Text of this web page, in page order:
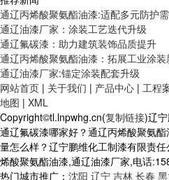
通辽丙烯酸聚氨酯油漆:适配多元防护
通辽油漆厂家：涂装工艺迭代升级
通辽氟碳漆：助力建筑装饰品质提升
通辽丙烯酸聚氨酯油漆：拓展工业涂
通辽油漆厂家:锚定涂装配套升级
网站首页 | 关于我们 | 产品中心 | 工程
地图 | XML
Copyright©tl.lnpwhg.cn(复制链接)辽
通辽氟碳漆哪家好？通辽丙烯酸聚氨
量怎么样？辽宁鹏维化工制漆有限责
烯酸聚氨酯油漆,通辽油漆厂家,电话
热门城市推广： 沈阳 辽宁 吉林 长春